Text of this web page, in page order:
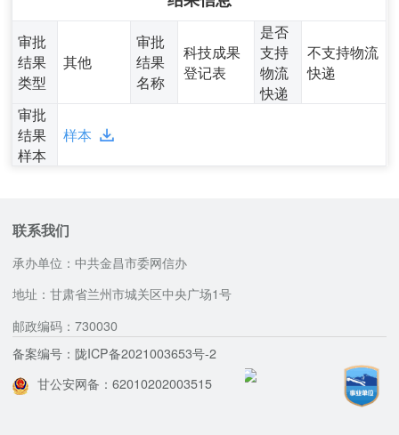
审批
结果
类型
其他
审批
结果
名称
科技成果
登记表
是否
支持
物流
快递
不支持物流
快递
审批
结果
样本
样本
联系我们
承办单位：中共金昌市委网信办
地址：甘肃省兰州市城关区中央广场1号
邮政编码：730030
备案编号：陇ICP备2021003653号-2
甘公安网备：62010202003515